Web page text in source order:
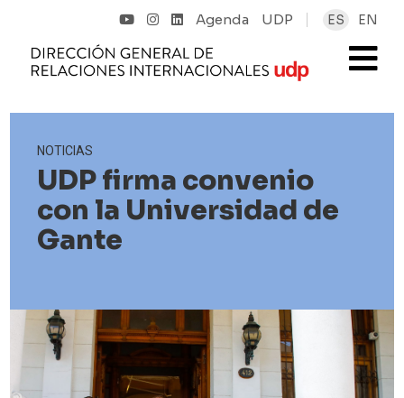
Agenda UDP ES EN
NOTICIAS
UDP firma convenio
con la Universidad de
Gante